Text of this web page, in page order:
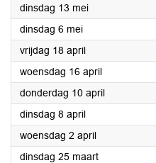
dinsdag 13 mei2025
dinsdag 6 mei2025
vrijdag 18 april2025
woensdag 16 april2025
donderdag 10 april2025
dinsdag 8 april2025
woensdag 2 april2025
dinsdag 25 maart2025